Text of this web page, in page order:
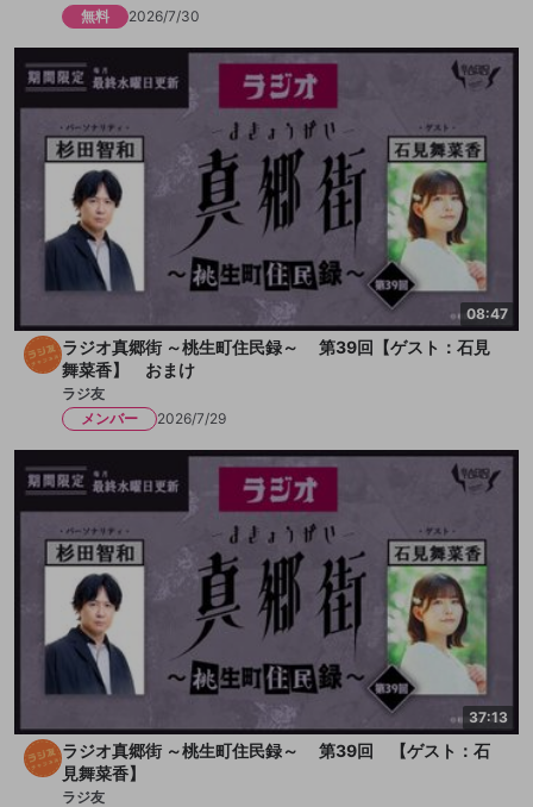
無料 2026/7/30
08:47
ラジオ真郷街 ～桃生町住民録～ 第39回【ゲスト：石見
舞菜香】 おまけ
ラジ友
メンバー
2026/7/29
37:13
ラジオ真郷街 ～桃生町住民録～ 第39回 【ゲスト：石
見舞菜香】
ラジ友